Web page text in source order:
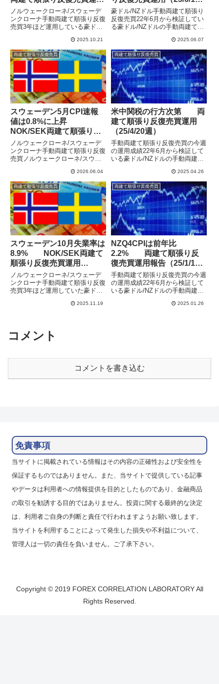
（25/10/12週）
ノルウェークローネ/スウェーデ
ンクローナ手動両建て順張り反復
売買3年ほど運用している豪ド
復売買に加えて、ノルウェークロ
ーネ/スウェーデンクローナでも
順張り反復売買の運用を開始しま
した。豪ドル/NZドルはレンジ...
2025.10.21
週）
豪ドル/NZドル手動両建て順張り
反復売買22年6月から検証してい
る豪ドル/NZドルの手動両建て順
ています。元本50万円を順張り
のリピート売買で運用し、特に相
場の上下を予想することなく等間
隔の注文と決済を繰り返す...
2025.06.07
両建て順張り反復売買
スウェーデン5月CPI速報
値は0.8%に上昇
NOK/SEK両建て順張り反
復売買運用（26/5/24週）
ノルウェークローネ/スウェーデ
ンクローナ手動両建て順張り反復
売買ノルウェークローネ/スウェ
り反復売買での運用をしていま
す。両建てで利確幅を狭めて回転
重視の設定で運用していました
が、いまいちハマらずに利益が伸
びず...
2026.06.04
両建て順張り反復売買
米中関税の行方次第 両
建て順張り反復売買運用
（25/4/20週）
手動両建て順張り反復売買の今週
の運用成績22年6月から検証して
いる豪ドル/NZドルの手動両建て
しています。元本50万円をリピ
ート売買で運用し、特に相場の上
下を予想することなく等間隔の注
文と決済を繰り返すことで、...
2025.04.26
両建て順張り反復売買
スウェーデン10月失業率は
8.9% NOK/SEK両建て
順張り反復売買運用
（25/11/9週）
ノルウェークローネ/スウェーデ
ンクローナ手動両建て順張り反復
売買3年ほど運用していた豪ド
動両建て順張り反復売買での運用
両建てで利確幅を狭めて上げて
も...
2025.11.19
両建て順張り反復売買
NZQ4CPIは前年比
2.2% 両建て順張り反
復売買運用報告（25/1/19
週）
手動両建て順張り反復売買の今週
の運用成績22年6月から検証して
いる豪ドル/NZドルの手動両建て
しています。元本50万円をリピ
2025.01.26
コメント
コメントを書き込む
免責事項
当サイトに掲載されている情報はその内容の正確性および安全性を
保証するものではありません。また、当サイトで提供している記事
やデータは利用者への情報提供を目的としたものであり、金融商品
の取引を勧誘する目的ではありません。投資に関する最終的な決定
は、利用者ご自身の判断と責任で行われますようお願い致します。
当サイトを利用することによって発生した損失や不利益について、
管理人は一切の責任を負いません。ご了承下さい。
Copyright © 2019 FOREX CORRELATION LABORATORY All
Rights Reserved.